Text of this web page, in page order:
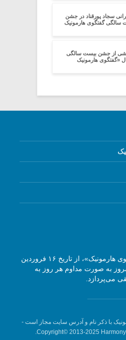
سجاد پورقناد در جشن
سالگی گفتگوی هارمونیک
از جشن بیست سالگی
«گفتگوی هارمونیک
مجله آنلاین موسیقی «گفتگوی هارمونیک»، از تاریخ ۱۶ فروردین
امروز به صورت مداوم هر روز به
می‌پردازد.
با ذکر نام و آدرس سایت مجاز است -
Copyright© 2013-2025 Harmony